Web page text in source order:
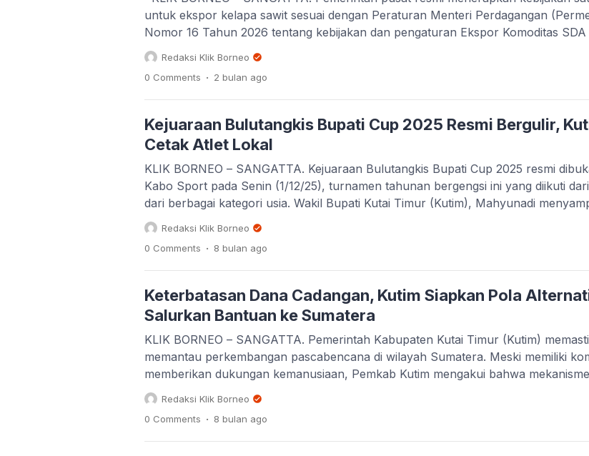
untuk ekspor kelapa sawit sesuai dengan Peraturan Menteri Perdagangan
Nomor 16 Tahun 2026 tentang kebijakan dan pengaturan Ekspor Komoditas SDA
kelapa sawit. Ketua DPRD Kutim, Jimmi menyatakan dukungannya terhadap
sebagai optimalisasi pendapatan negara dari sektor perkebunan kelapa sawit.
Redaksi Klik Borneo
0 Comments . 2 bulan ago
Kejuaraan Bulutangkis Bupati Cup 2025 Resmi Bergulir,
Cetak Atlet Lokal
KLIK BORNEO – SANGATTA. Kejuaraan Bulutangkis Bupati Cup 2025 resmi
Kabo Sport pada Senin (1/12/25), turnamen tahunan bergengsi ini yang diikuti
dari berbagai kategori usia. Wakil Bupati Kutai Timur (Kutim), Mahyunadi
apresiasi kepada PBSI Kutim dan seluruh pihak yang terlibat hingga kejuaraan
terlaksana dengan sukses. Menurutnya, turnamen ini […]
Redaksi Klik Borneo
0 Comments . 8 bulan ago
Keterbatasan Dana Cadangan, Kutim Siapkan Pola
Salurkan Bantuan ke Sumatera
KLIK BORNEO – SANGATTA. Pemerintah Kabupaten Kutai Timur (Kutim)
memantau perkembangan pascabencana di wilayah Sumatera. Meski memiliki
memberikan dukungan kemanusiaan, Pemkab Kutim mengakui bahwa
masih dalam tahap kajian lantaran anggaran cadangan pemerintah daerah saat ini
tersedia. Bupati Kutim, Ardiansyah Sulaiman, menjelaskan bahwa imbauan dari
Dalam Negeri (Kemendagri) terkait […]
Redaksi Klik Borneo
0 Comments . 8 bulan ago